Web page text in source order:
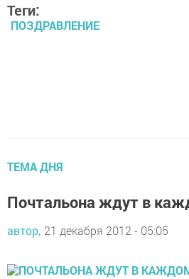
Теги:
ПОЗДРАВЛЕНИЕ
ТЕМА ДНЯ
Почтальона ждут в
автор, 21 декабря 2012 - 05:05